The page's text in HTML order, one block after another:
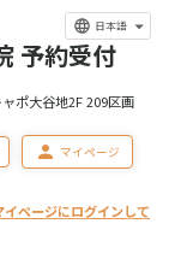
日本語
予約受付
ポ大谷地2F 209区画
マイページ
イページにログインして